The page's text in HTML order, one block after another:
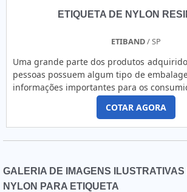
ETIQUETA DE NYLON
ETIBAND/ SP
Uma grande parte dos produtos
pessoas possuem algum tipo de
informações importantes para os
COTAR AGORA
GALERIA DE IMAGENS
NYLON PARA ETIQUETA